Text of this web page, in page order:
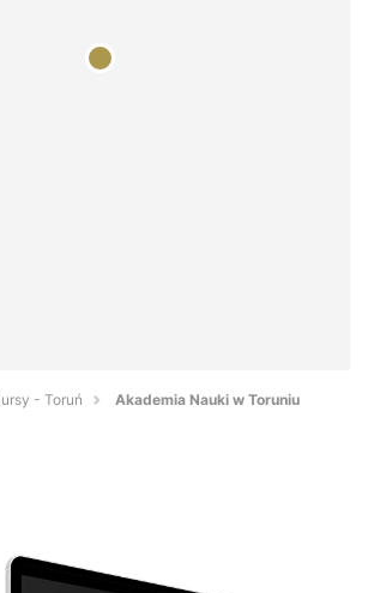
- Toruń Akademia Nauki w Toruniu